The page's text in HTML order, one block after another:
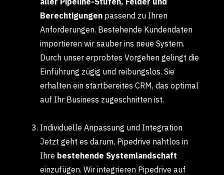
Berechtigungen passend zu Ihren
Anforderungen. Bestehende Kundendaten
importieren wir sauber ins neue System.
Durch unser erprobtes Vorgehen gelingt die
Einführung zügig und reibungslos. Sie
erhalten ein startbereites CRM, das optimal
auf Ihr Business zugeschnitten ist.
Individuelle Anpassung und Integration
Jetzt geht es darum, Pipedrive nahtlos in
Ihre bestehende Systemlandschaft
einzufügen. Wir integrieren Pipedrive auf